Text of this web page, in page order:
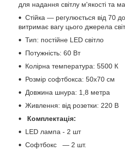
для надання світлу м'якості та
Стійка — регулюється від 70
витримає вагу цього джерела
Тип: постійне LED світло
Потужність: 60 Вт
Колірна температура: 5500 К
Розмір софтбокса: 50x70 см
Довжина шнура: 1,8 метра
Живлення: від розетки: 220 В
Комплектація:
LED лампа - 2 шт
Софтбокс — 2 шт.